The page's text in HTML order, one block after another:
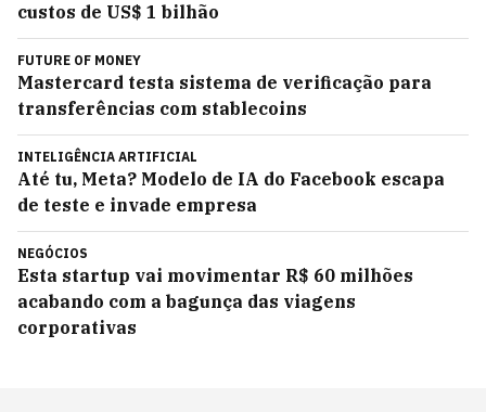
custos de US$ 1 bilhão
FUTURE OF MONEY
Mastercard testa sistema de verificação para
transferências com stablecoins
INTELIGÊNCIA ARTIFICIAL
Até tu, Meta? Modelo de IA do Facebook escapa
de teste e invade empresa
NEGÓCIOS
Esta startup vai movimentar R$ 60 milhões
acabando com a bagunça das viagens
corporativas